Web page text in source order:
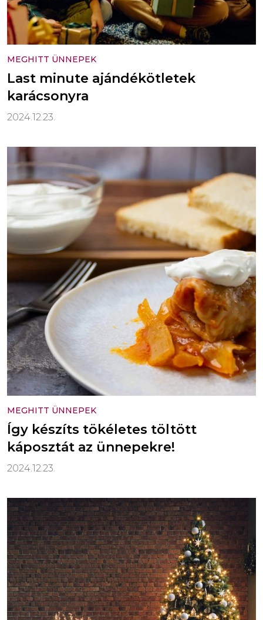
MEGHITT ÜNNEPEK
Last minute ajándékötletek
karácsonyra
2024.12.23.
MEGHITT ÜNNEPEK
Így készíts tökéletes töltött
káposztát az ünnepekre!
2024.12.23.